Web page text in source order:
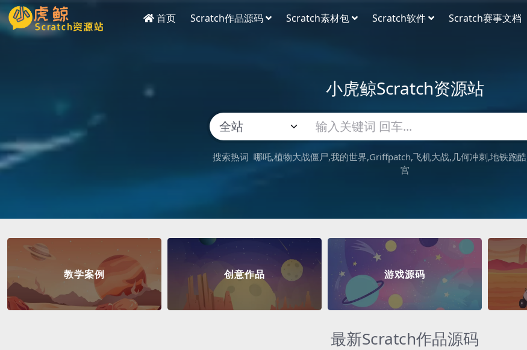
首页 Scratch作品源码 Scratch素材包 Scratch软件 Scratch赛事文档
小虎鲸Scratch资源站
搜索热词 哪吒 植物大战僵尸 我的世界 Griffpatch 飞机大战 几何冲刺 地铁跑酷
宫
教学案例 创意作品 游戏源码
最新Scratch作品源码